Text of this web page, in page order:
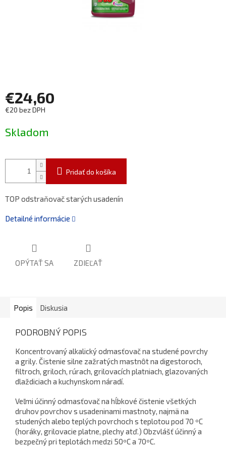
€24,60
€20 bez DPH
cena:
Skladom
Pridať do košíka
TOP odstraňovač starých usadenín
Detailné informácie
OPÝTAŤ SA ZDIEĽAŤ
Popis Diskusia
PODROBNÝ POPIS
Koncentrovaný alkalický odmasťovač na studené povrchy
a grily. Čistenie silne zažratých mastnôt na digestoroch,
filtroch, griloch, rúrach, grilovacích platniach, glazovaných
dlaždiciach a kuchynskom náradí.
Veľmi účinný odmasťovač na hĺbkové čistenie všetkých
druhov povrchov s usadeninami mastnoty, najmä na
studených alebo teplých povrchoch s teplotou pod 70 ºC
(horáky, grilovacie platne, plechy atď.) Obzvlášť účinný a
bezpečný pri teplotách medzi 50ºC a 70ºC.